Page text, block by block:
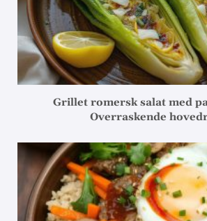
Grillet romersk salat med
Overraskende